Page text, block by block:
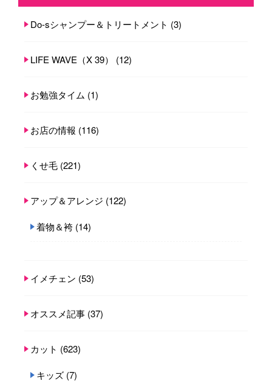
Do-sシャンプー＆トリートメント (3)
LIFE WAVE（X 39） (12)
お勉強タイム (1)
お店の情報 (116)
くせ毛 (221)
アップ＆アレンジ (122)
着物＆袴 (14)
イメチェン (53)
オススメ記事 (37)
カット (623)
キッズ (7)